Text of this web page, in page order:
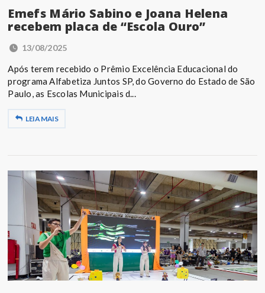
Emefs Mário Sabino e Joana Helena
recebem placa de “Escola Ouro”
13/08/2025
Após terem recebido o Prêmio Excelência Educacional do
programa Alfabetiza Juntos SP, do Governo do Estado de São
Paulo, as Escolas Municipais d...
LEIA MAIS